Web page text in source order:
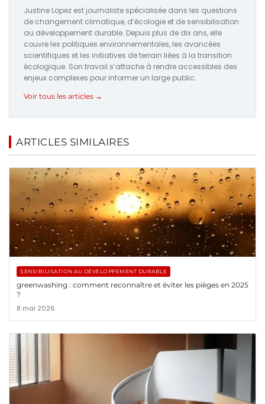
Justine Lopez est journaliste spécialisée dans les questions
de changement climatique, d’écologie et de sensibilisation
au développement durable. Depuis plus de dix ans, elle
couvre les politiques environnementales, les avancées
scientifiques et les initiatives de terrain liées à la transition
écologique. Son travail s’attache à rendre accessibles des
enjeux complexes pour informer un large public.
Voir tous les articles →
ARTICLES SIMILAIRES
SENSIBILISATION AU DÉVELOPPEMENT DURABLE
greenwashing : comment reconnaître et éviter les pièges en 2025
?
8 mai 2026